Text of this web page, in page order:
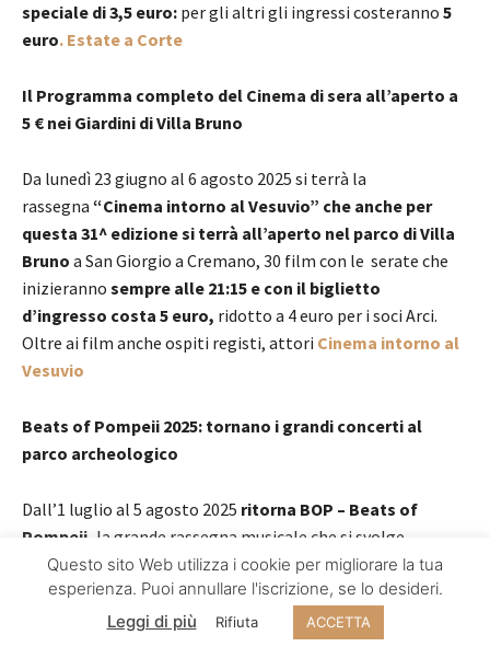
speciale di 3,5 euro: per gli altri gli ingressi costeranno 5
euro. Estate a Corte
Il Programma completo del Cinema di sera all’aperto a
5 € nei Giardini di Villa Bruno
Da lunedì 23 giugno al 6 agosto 2025 si terrà la
rassegna “Cinema intorno al Vesuvio” che anche per
questa 31^ edizione si terrà all’aperto nel parco di Villa
Bruno a San Giorgio a Cremano, 30 film con le serate che
inizieranno sempre alle 21:15 e con il biglietto
d’ingresso costa 5 euro, ridotto a 4 euro per i soci Arci.
Oltre ai film anche ospiti registi, attori Cinema intorno al
Vesuvio
Beats of Pompeii 2025: tornano i grandi concerti al
parco archeologico
Dall’1 luglio al 5 agosto 2025 ritorna BOP – Beats of
Pompeii, la grande rassegna musicale che si svolge
nell’Anfiteatro degli Scavi Archeologici di Pompeicon
grandi artisti internazionalicome Nick Cave, Jean-Michel
Jarre, Ben Harper, Bryan Adams, Dream Theater
, Gianna Nannini, Antonello Venditti,Riccardo Muti
Questo sito Web utilizza i cookie per migliorare la tua
esperienza. Puoi annullare l'iscrizione, se lo desideri.
Leggi di più
Rifiuta ACCETTA